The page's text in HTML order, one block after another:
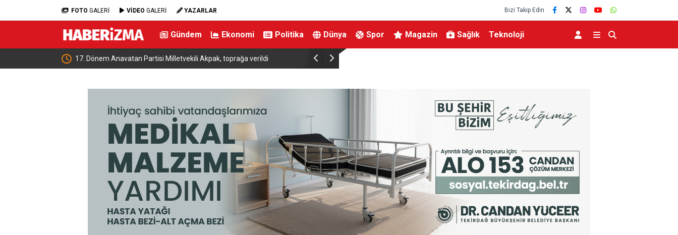
FOTO GALERİ VİDEO GALERİ YAZARLAR Bizi Takip Edin
Gündem Ekonomi Politika Dünya Spor Magazin Sağlık Teknoloji
17. Dönem Anavatan Partisi Milletvekili Akpak, toprağa verildi Tutuklu Başkan Günel’den cezaevinden mektuplu açıklama